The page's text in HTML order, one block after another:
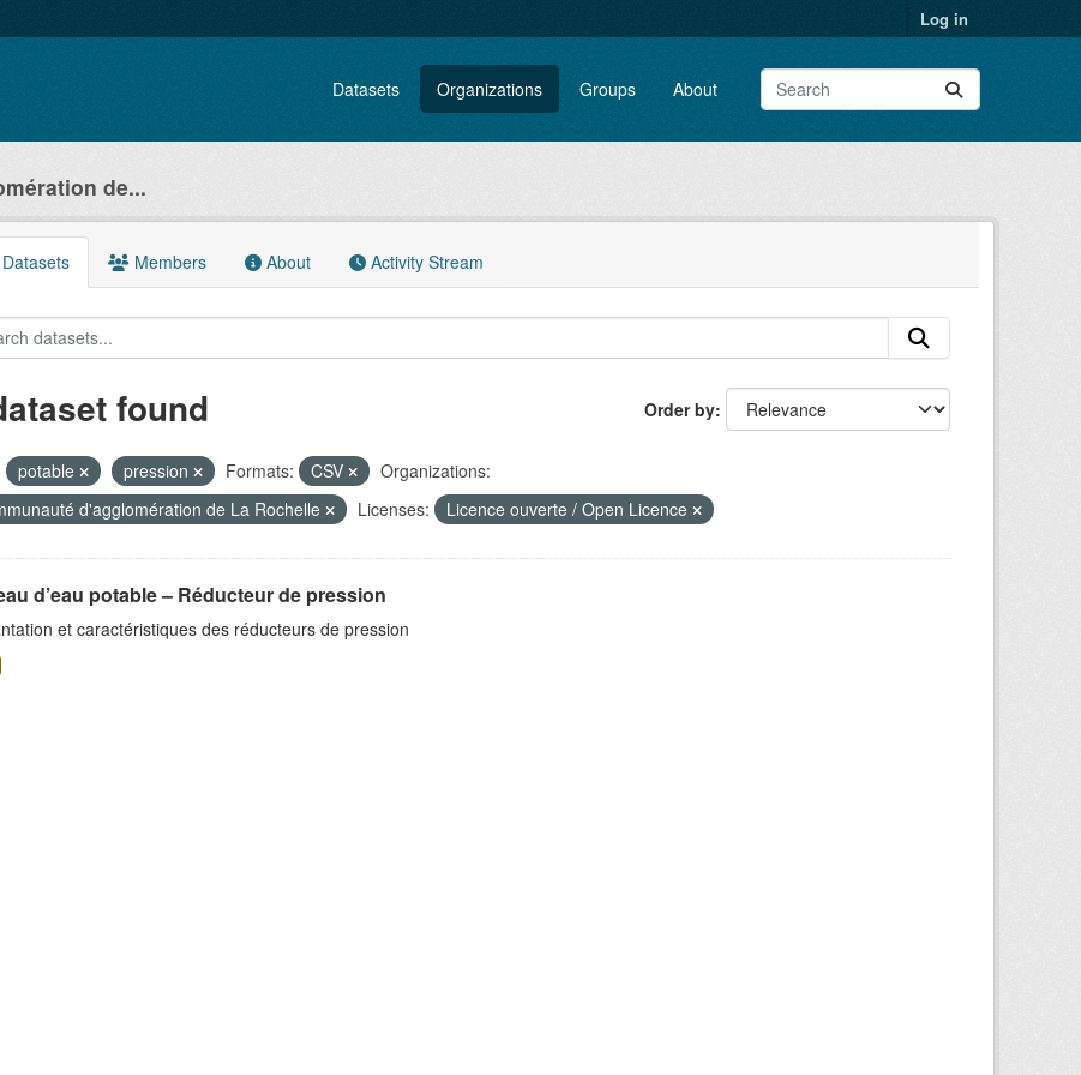
Log in
Datasets Organizations Groups About
de...
Members About Activity Stream
Order by
found
potable pression Formats: CSV
Organizations:
d'agglomération de La Rochelle
Licenses: Licence ouverte / Open Licence
d’eau potable – Réducteur de pression
et caractéristiques des réducteurs de pression